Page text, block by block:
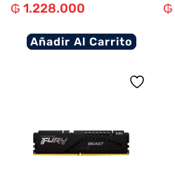
₲ 1.228.000
Añadir Al Carrito
₲